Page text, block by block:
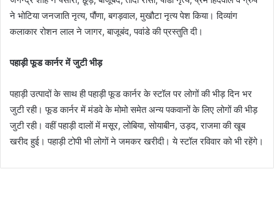
ने भोटिया जनजाति नृत्य, पौंणा, बगड़वाल, मुखौटा नृत्य पेश किया। दिव्यांग
कलाकार रोशन लाल ने जागर, बाजूबंद, पवांडे की प्रस्तुति दी।
पहाड़ी फूड कार्नर में जुटी भीड़
पहाड़ी उत्पादों के साथ ही पहाड़ी फूड कार्नर के स्टॉल पर लोगों की भीड़ दिन भर
जुटी रही। फूड कार्नर में मंडवे के मोमो समेत अन्य पकवानों के लिए लोगों की भीड़
जुटी रही। वहीं पहाड़ी दालों में मसूर, लोबिया, सोयाबीन, उड़द, राजमा की खूब
खरीद हुई। पहाड़ी टोपी भी लोगों ने जमकर खरीदी। ये स्टॉल रविवार को भी रहेंगे।